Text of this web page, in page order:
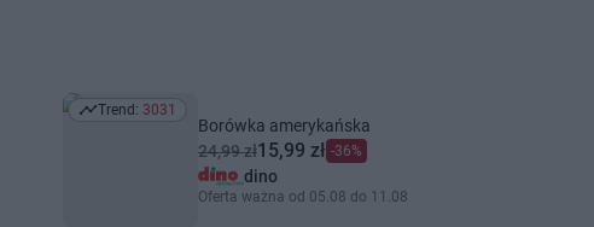
Trend: 3031
Trend: 3031
Borówka amerykańska
24,99 zł15,99 zł -36%
dino
Oferta ważna od 05.08 do 11.08